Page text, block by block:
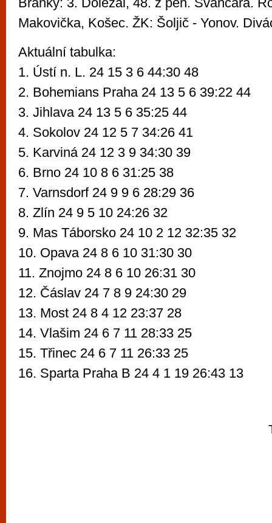
Makovička, Košec. ŽK: Šoljič - Yonov.
Aktuální tabulka:
1. Ústí n. L. 24 15 3 6 44:30 48
2. Bohemians Praha 24 13 5 6 39:22 44
3. Jihlava 24 13 5 6 35:25 44
4. Sokolov 24 12 5 7 34:26 41
5. Karviná 24 12 3 9 34:30 39
6. Brno 24 10 8 6 31:25 38
7. Varnsdorf 24 9 9 6 28:29 36
8. Zlín 24 9 5 10 24:26 32
9. Mas Táborsko 24 10 2 12 32:35 32
10. Opava 24 8 6 10 31:30 30
11. Znojmo 24 8 6 10 26:31 30
12. Čáslav 24 7 8 9 24:30 29
13. Most 24 8 4 12 23:37 28
14. Vlašim 24 6 7 11 28:33 25
15. Třinec 24 6 7 11 26:33 25
16. Sparta Praha B 24 4 1 19 26:43 13